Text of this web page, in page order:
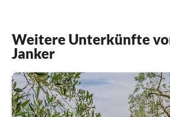
Weitere Unterkünfte
Janker